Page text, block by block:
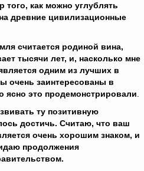
того, как можно углублять
древние цивилизационные
считается родиной вина,
тысячи лет, и, насколько мне
одним из лучших в
очень заинтересованы в
ясно это продемонстрировали
ту позитивную
достичь. Считаю, что ваш
очень хорошим знаком, и
продолжения